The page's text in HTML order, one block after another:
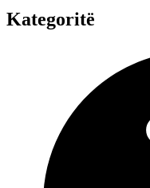
Kategoritë